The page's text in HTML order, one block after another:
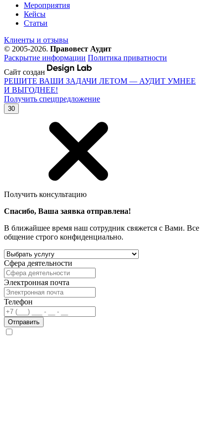
Мероприятия
Кейсы
Статьи
Клиенты и отзывы
© 2005-2026. Правовест Аудит
Раскрытие информации Политика приватности
Сайт создан
РЕШИТЕ ВАШИ ЗАДАЧИ ЛЕТОМ — АУДИТ УМНЕЕ
И ВЫГОДНЕЕ!
Получить спецпредложение
30
Получить консультацию
Спасибо, Ваша заявка отправлена!
В ближайшее время наш сотрудник свяжется с Вами. Все
общение строго конфиденциально.
Сфера деятельности
Электронная почта
Телефон
Отправить